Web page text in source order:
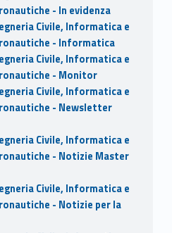
- In evidenza
Civile, Informatica e
- Informatica
Civile, Informatica e
- Monitor
Civile, Informatica e
- Newsletter
Civile, Informatica e
- Notizie Master
Civile, Informatica e
- Notizie per la